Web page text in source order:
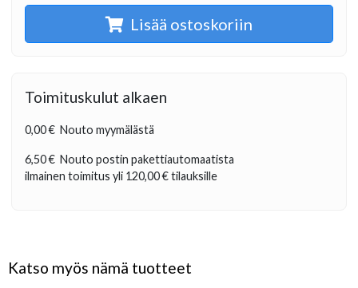
Lisää ostoskoriin
Toimituskulut alkaen
0,00 € Nouto myymälästä
6,50 € Nouto postin pakettiautomaatista
ilmainen toimitus yli 120,00 €tilauksille
Katso myös nämä tuotteet